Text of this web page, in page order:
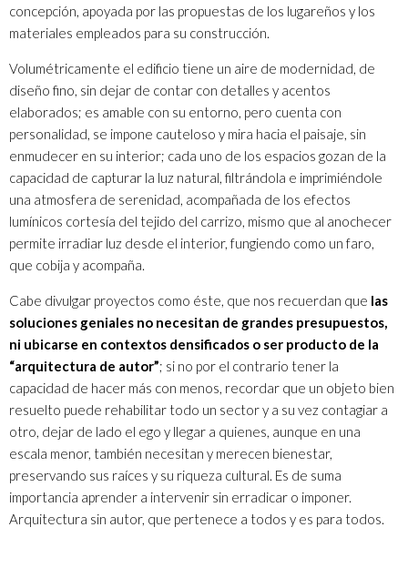
concepción, apoyada por las propuestas de los lugareños y los
materiales empleados para su construcción.
Volumétricamente el edificio tiene un aire de modernidad, de
diseño fino, sin dejar de contar con detalles y acentos
elaborados; es amable con su entorno, pero cuenta con
personalidad, se impone cauteloso y mira hacia el paisaje, sin
enmudecer en su interior; cada uno de los espacios gozan de la
capacidad de capturar la luz natural, filtrándola e imprimiéndole
una atmosfera de serenidad, acompañada de los efectos
lumínicos cortesía del tejido del carrizo, mismo que al anochecer
permite irradiar luz desde el interior, fungiendo como un faro,
que cobija y acompaña.
Cabe divulgar proyectos como éste, que nos recuerdan que las
soluciones geniales no necesitan de grandes presupuestos,
ni ubicarse en contextos densificados o ser producto de la
“arquitectura de autor”; si no por el contrario tener la
capacidad de hacer más con menos, recordar que un objeto bien
resuelto puede rehabilitar todo un sector y a su vez contagiar a
otro, dejar de lado el ego y llegar a quienes, aunque en una
escala menor, también necesitan y merecen bienestar,
preservando sus raíces y su riqueza cultural. Es de suma
importancia aprender a intervenir sin erradicar o imponer.
Arquitectura sin autor, que pertenece a todos y es para todos.